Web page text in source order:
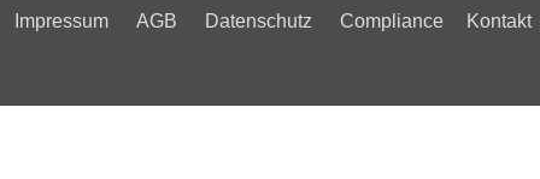
Impressum AGB Datenschutz Compliance Kontakt